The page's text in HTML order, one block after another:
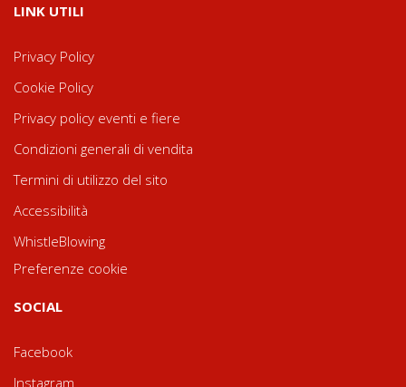
LINK UTILI
Privacy Policy
Cookie Policy
Privacy policy eventi e fiere
Condizioni generali di vendita
Termini di utilizzo del sito
Accessibilità
WhistleBlowing
Preferenze cookie
SOCIAL
Facebook
Instagram